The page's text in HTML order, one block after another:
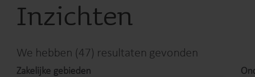
Inzichten
We hebben (47) resultaten gevonden
Zakelijke gebieden